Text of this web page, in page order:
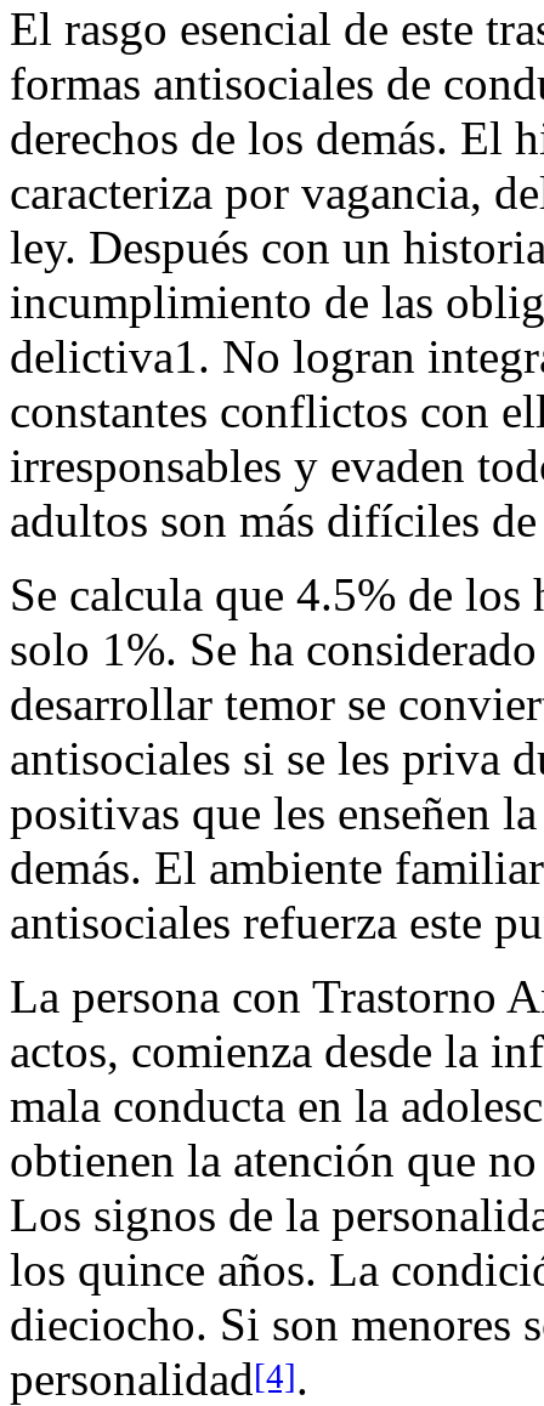
El rasgo esencial de este
formas antisociales de
derechos de los demás. El
caracteriza por vagancia,
ley. Después con un
incumplimiento de las
delictiva1. No logran
constantes conflictos con
irresponsables y evaden
adultos son más difíciles
Se calcula que 4.5% de los
solo 1%. Se ha
desarrollar temor se
antisociales si se les priva
positivas que les enseñen
demás. El ambiente
antisociales refuerza este
La persona con Trastorno
actos, comienza desde la
mala conducta en la
obtienen la atención que
Los signos de la
los quince años. La
dieciocho. Si son menores
personalidad[4].